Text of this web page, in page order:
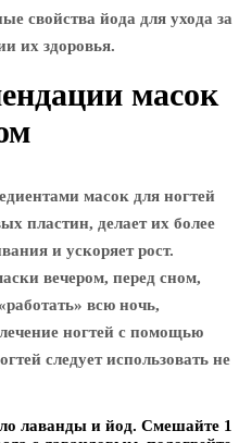
свойства йода для ухода за
их здоровья.
масок
масок для ногтей
пластин, делает их более
и ускоряет рост.
вечером, перед сном,
всю ночь,
ногтей с помощью
следует использовать не
лаванды и йод. Смешайте 1